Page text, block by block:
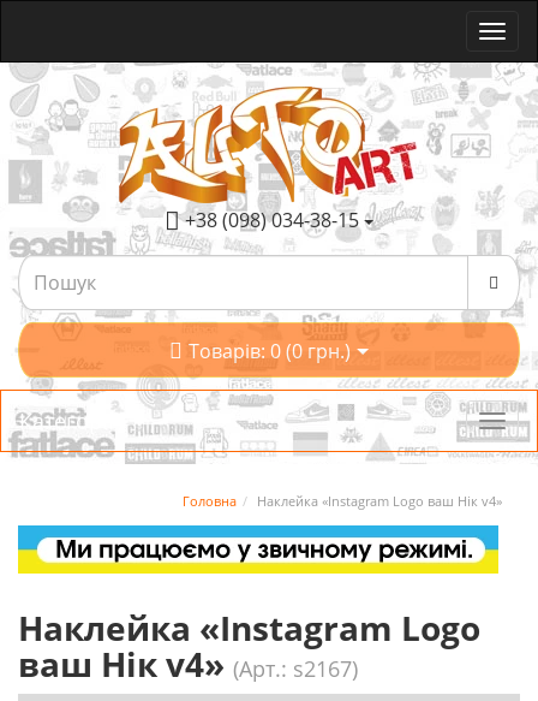
+38 (098) 034-38-15
Товарів: 0 (0 грн.)
Категорії
Головна Наклейка «Instagram Logo ваш Нік v4»
Наклейка «Instagram Logo
ваш Нік v4» (Арт.: s2167)